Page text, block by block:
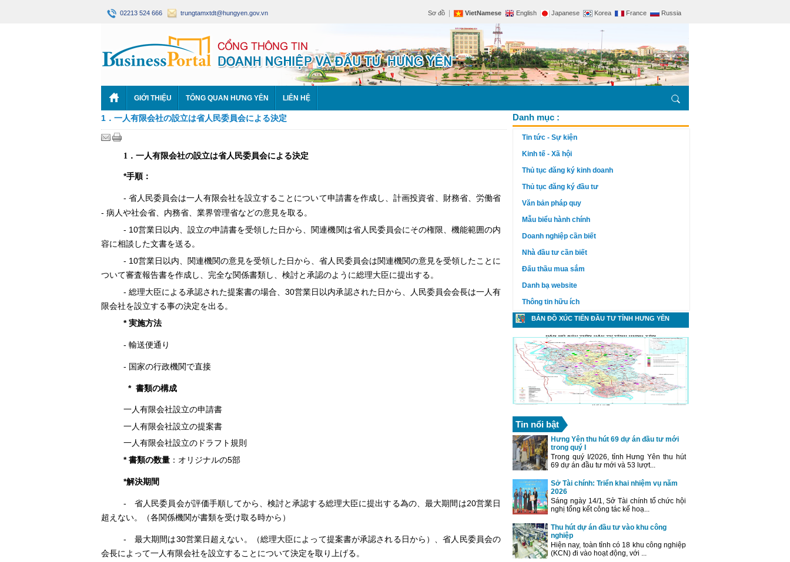
02213 524 666 trungtamxtdt@hungyen.gov.vn Sơ đồ VietNamese English Japanese Korea France Russia
GIỚI THIỆU TỔNG QUAN HƯNG YÊN LIÊN HỆ
1．一人有限会社の設立は省人民委員会による決定
1．一人有限会社の設立は省人民委員会による決定
*手順：
- 省人民委員会は一人有限会社を設立することについて申請書を作成し、計画投資省、財務省、労働省
- 病人や社会省、内務省、業界管理省などの意見を取る。
- 10営業日以内、設立の申請書を受領した日から、 関連機関は省人民委員会にその権限、機能範囲の内
容に相談した文書を送る。
- 10営業日以内、 関連機関の意見を受領した日から、省人民委員会は関連機関の意見を受領したことに
ついて審査報告書を作成し、完全な関係書類し、検討と承認のように総理大臣に提出する。
- 総理大臣による承認された提案書の場合、30営業日以内承認された日から、人民委員会会長は一人有
限会社を設立する事の決定を出る。
* 実施方法
- 輸送便通り
- 国家の行政機関で直接
* 書類の構成
一人有限会社設立の申請書
一人有限会社設立の提案書
一人有限会社設立のドラフト規則
* 書類の数量：オリジナルの5部
*解決期間
- 省人民委員会が評価手順してから、検討と承認する総理大臣に提出する為の、最大期間は20営業日
超えない。（各関係機関が書類を受け取る時から）
- 最大期間は30営業日超えない。（総理大臣によって提案書が承認される日から）、省人民委員会の
会長によって一人有限会社を設立することについて決定を取り上げる。
Danh mục :
Tin tức - Sự kiện
Kinh tế - Xã hội
Thủ tục đăng ký kinh doanh
Thủ tục đăng ký đầu tư
Văn bản pháp quy
Mẫu biểu hành chính
Doanh nghiệp cần biết
Nhà đầu tư cần biết
Đấu thầu mua sắm
Danh bạ website
Thông tin hữu ích
BẢN ĐỒ XÚC TIẾN ĐẦU TƯ TỈNH HƯNG YÊN
Tin nổi bật
Hưng Yên thu hút 69 dự án đầu tư mới
trong quý I
Trong quý I/2026, tỉnh Hưng Yên thu hút
69 dự án đầu tư mới và 53 lượt...
Sở Tài chính: Triển khai nhiệm vụ năm
2026
Sáng ngày 14/1, Sở Tài chính tổ chức hội
nghị tổng kết công tác kế hoạ...
Thu hút dự án đầu tư vào khu công
nghiệp
Hiện nay, toàn tỉnh có 18 khu công nghiệp
(KCN) đi vào hoạt động, với ...